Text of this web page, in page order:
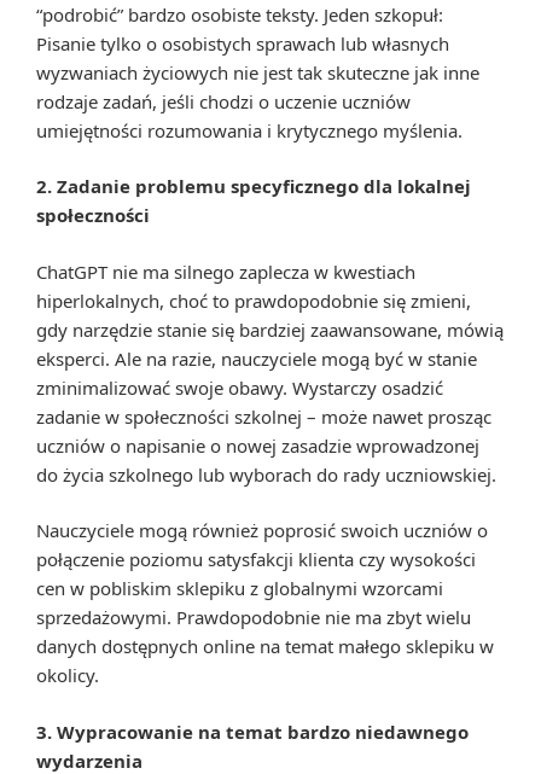
“podrobić” bardzo osobiste teksty. Jeden szkopuł:
Pisanie tylko o osobistych sprawach lub własnych
wyzwaniach życiowych nie jest tak skuteczne jak inne
rodzaje zadań, jeśli chodzi o uczenie uczniów
umiejętności rozumowania i krytycznego myślenia.
2. Zadanie problemu specyficznego dla lokalnej
społeczności
ChatGPT nie ma silnego zaplecza w kwestiach
hiperlokalnych, choć to prawdopodobnie się zmieni,
gdy narzędzie stanie się bardziej zaawansowane, mówią
eksperci. Ale na razie, nauczyciele mogą być w stanie
zminimalizować swoje obawy. Wystarczy osadzić
zadanie w społeczności szkolnej – może nawet prosząc
uczniów o napisanie o nowej zasadzie wprowadzonej
do życia szkolnego lub wyborach do rady uczniowskiej.
Nauczyciele mogą również poprosić swoich uczniów o
połączenie poziomu satysfakcji klienta czy wysokości
cen w pobliskim sklepiku z globalnymi wzorcami
sprzedażowymi. Prawdopodobnie nie ma zbyt wielu
danych dostępnych online na temat małego sklepiku w
okolicy.
3. Wypracowanie na temat bardzo niedawnego
wydarzenia